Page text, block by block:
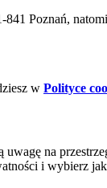
Poznań,
w Polityce
na
i wybierz